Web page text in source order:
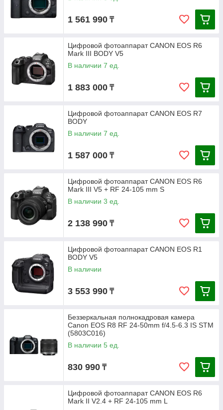
1 561 990 ₸
Цифровой фотоаппарат CANON EOS R6
Mark III BODY V5
В наличии 7 ед.
1 883 000 ₸
Цифровой фотоаппарат CANON EOS R7
BODY
В наличии 7 ед.
1 587 000 ₸
Цифровой фотоаппарат CANON EOS R6
Mark III V5 + RF 24-105 mm S
В наличии 3 ед.
2 138 990 ₸
Цифровой фотоаппарат CANON EOS R1
BODY V5
В наличии
3 553 990 ₸
Беззеркальная полнокадровая камера
Canon EOS R8 RF 24-50mm f/4.5-6.3 IS STM
(5803C016)
В наличии 5 ед.
830 990 ₸
Цифровой фотоаппарат CANON EOS R6
Mark II V2.4 + RF 24-105 mm L